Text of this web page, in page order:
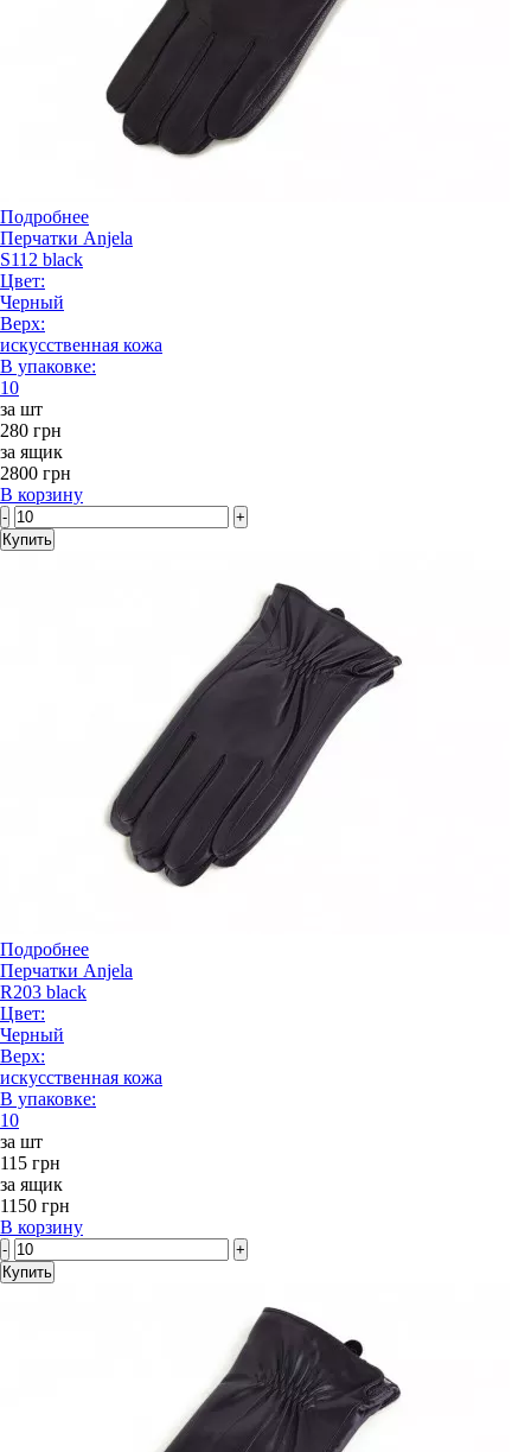
Подробнее
Перчатки Anjela
S112 black
Цвет:
Черный
Верх:
искусственная кожа
В упаковке:
10
за шт
280 грн
за ящик
2800 грн
В корзину
-
+
Купить
Подробнее
Перчатки Anjela
R203 black
Цвет:
Черный
Верх:
искусственная кожа
В упаковке:
10
за шт
115 грн
за ящик
1150 грн
В корзину
-
+
Купить